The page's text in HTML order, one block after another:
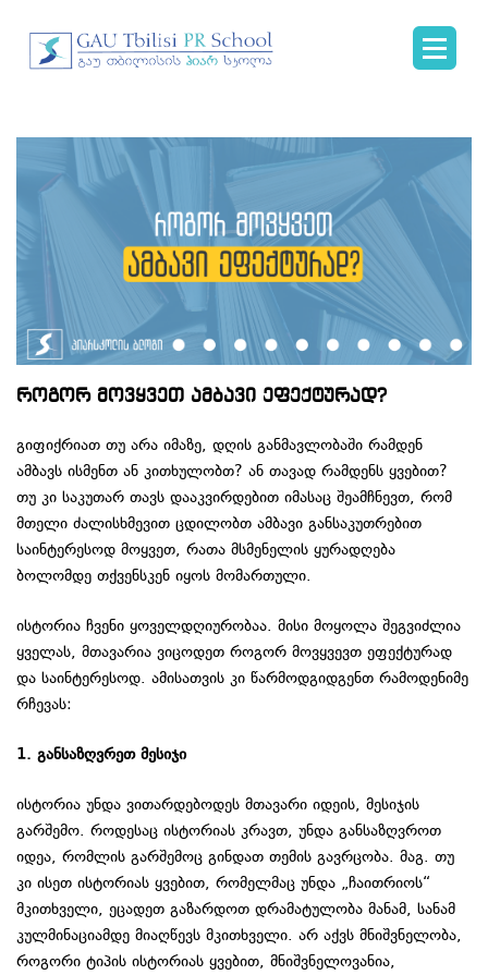
როგორ მოვყვეთ ამბავი ეფექტურად?
გიფიქრიათ თუ არა იმაზე, დღის განმავლობაში რამდენ
ამბავს ისმენთ ან კითხულობთ? ან თავად რამდენს ყვებით?
თუ კი საკუთარ თავს დააკვირდებით იმასაც შეამჩნევთ, რომ
მთელი ძალისხმევით ცდილობთ ამბავი განსაკუთრებით
საინტერესოდ მოყვეთ, რათა მსმენელის ყურადღება
ბოლომდე თქვენსკენ იყოს მომართული.
ისტორია ჩვენი ყოველდღიურობაა. მისი მოყოლა შეგვიძლია
ყველას, მთავარია ვიცოდეთ როგორ მოვყვევთ ეფექტურად
და საინტერესოდ. ამისათვის კი წარმოდგიდგენთ რამოდენიმე
რჩევას:
1. განსაზღვრეთ მესიჯი
ისტორია უნდა ვითარდებოდეს მთავარი იდეის, მესიჯის
გარშემო. როდესაც ისტორიას კრავთ, უნდა განსაზღვროთ
იდეა, რომლის გარშემოც გინდათ თემის გავრცობა. მაგ. თუ
კი ისეთ ისტორიას ყვებით, რომელმაც უნდა „ჩაითრიოს“
მკითხველი, ეცადეთ გაზარდოთ დრამატულობა მანამ, სანამ
კულმინაციამდე მიაღწევს მკითხველი. არ აქვს მნიშვნელობა,
როგორი ტიპის ისტორიას ყვებით, მნიშვნელოვანია,